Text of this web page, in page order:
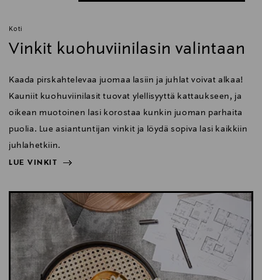
Koti
Vinkit kuohuviinilasin valintaan
Kaada pirskahtelevaa juomaa lasiin ja juhlat voivat alkaa!
Kauniit kuohuviinilasit tuovat ylellisyyttä kattaukseen, ja
oikean muotoinen lasi korostaa kunkin juoman parhaita
puolia. Lue asiantuntijan vinkit ja löydä sopiva lasi kaikkiin
juhlahetkiin.
LUE VINKIT
LUE VINKIT